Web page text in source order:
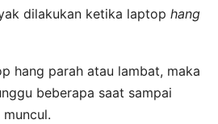
dilakukan ketika laptop hang
hang parah atau lambat, maka
beberapa saat sampai